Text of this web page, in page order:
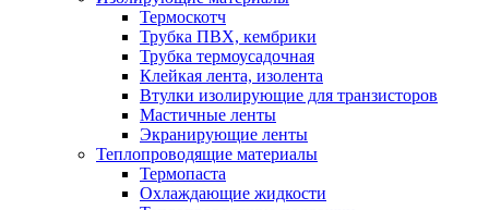
Термоскотч
Трубка ПВХ, кембрики
Трубка термоусадочная
Клейкая лента, изолента
Втулки изолирующие для транзисторов
Мастичные ленты
Экранирующие ленты
Теплопроводящие материалы
Термопаста
Охлаждающие жидкости